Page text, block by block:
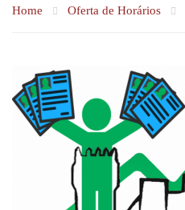
Home Oferta de Horários